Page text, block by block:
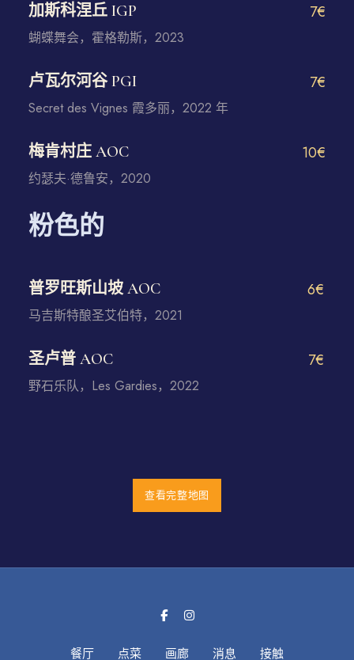
加斯科涅丘 IGP 7€
蝴蝶舞会，霍格勒斯，2023
卢瓦尔河谷 PGI 7€
Secret des Vignes 霞多丽，2022 年
梅肯村庄 AOC 10€
约瑟夫·德鲁安，2020
粉色的
普罗旺斯山坡 AOC 6€
马吉斯特酿圣艾伯特，2021
圣卢普 AOC 7€
野石乐队，Les Gardies，2022
查看完整地图
餐厅 点菜 画廊 消息 接触